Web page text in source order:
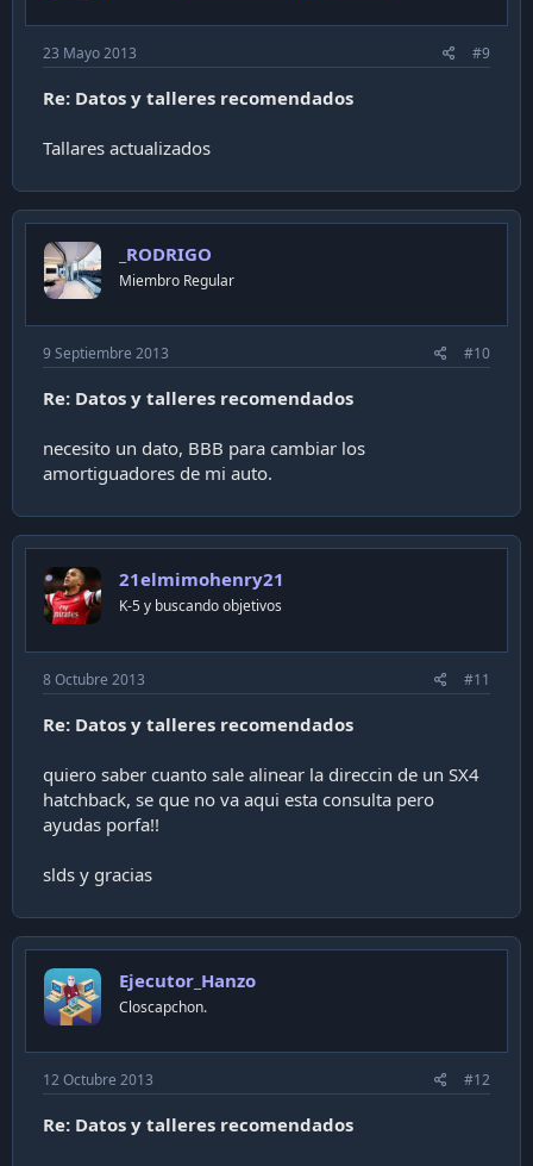
23 Mayo 2013 #9
Re: Datos y talleres recomendados
Tallares actualizados
_RODRIGO
Miembro Regular
9 Septiembre 2013 #10
Re: Datos y talleres recomendados
necesito un dato, BBB para cambiar los
amortiguadores de mi auto.
21elmimohenry21
K-5 y buscando objetivos
8 Octubre 2013 #11
Re: Datos y talleres recomendados
quiero saber cuanto sale alinear la direccin de un SX4
hatchback, se que no va aqui esta consulta pero
ayudas porfa!!
slds y gracias
Ejecutor_Hanzo
Closcapchon.
12 Octubre 2013 #12
Re: Datos y talleres recomendados